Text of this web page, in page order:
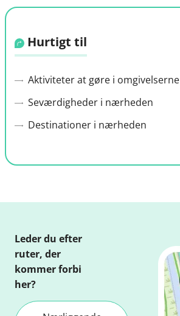
Hurtigt til
Aktiviteter at gøre i omgivelserne
Seværdigheder i nærheden
Destinationer i nærheden
Leder du efter
ruter, der
kommer forbi
her?